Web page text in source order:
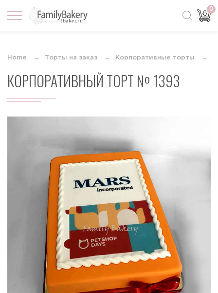
0
Home Торты на заказ Корпоративные торты
КОРПОРАТИВНЫЙ ТОРТ № 1393